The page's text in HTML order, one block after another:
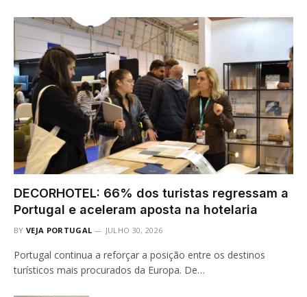
DECORHOTEL: 66% dos turistas regressam a
Portugal e aceleram aposta na hotelaria
BY VEJA PORTUGAL JULHO 30, 2026
Portugal continua a reforçar a posição entre os destinos
turísticos mais procurados da Europa. De…